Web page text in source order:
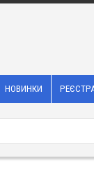
НОВИНКИ